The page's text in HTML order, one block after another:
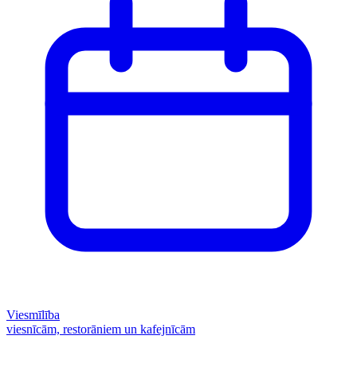
Viesmīlība
viesnīcām, restorāniem un kafejnīcām